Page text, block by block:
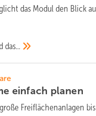
das Modul den Blick
das...
einfach planen
Freiflächenanlagen